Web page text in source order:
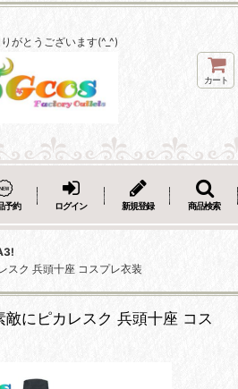
がとうございます(^_^)
カート
予約 ログイン 新規登録 商品検索
ク 兵頭十座 コスプレ衣装
にピカレスク 兵頭十座 コス